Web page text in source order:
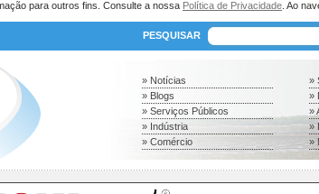
para outros fins. Consulte a nossa Política de Privacidade . Ao
PESQUISAR
» Notícias
» Blogs
» Serviços Públicos
» Indústria
» Comércio
»
»
»
»
»